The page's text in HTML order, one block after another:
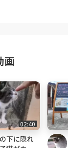
ド Scot
画
02:40
下に隠れ